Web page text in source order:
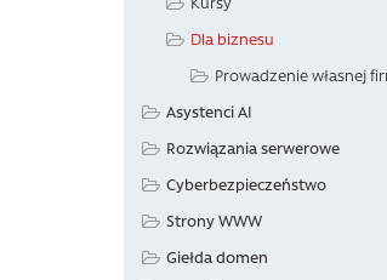
Dla biznesu
Prowadzenie własnej
Asystenci AI
Rozwiązania serwerowe
Cyberbezpieczeństwo
Strony WWW
Giełda domen